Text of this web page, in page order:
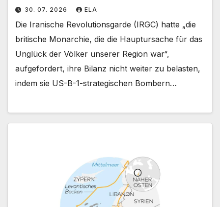
30. 07. 2026 ELA
Die Iranische Revolutionsgarde (IRGC) hatte „die
britische Monarchie, die die Hauptursache für das
Unglück der Völker unserer Region war“,
aufgefordert, ihre Bilanz nicht weiter zu belasten,
indem sie US-B-1-strategischen Bombern…